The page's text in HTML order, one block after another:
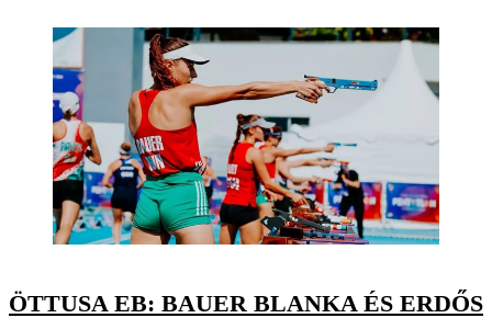
ÖTTUSA EB: BAUER BLANKA ÉS ERDŐS